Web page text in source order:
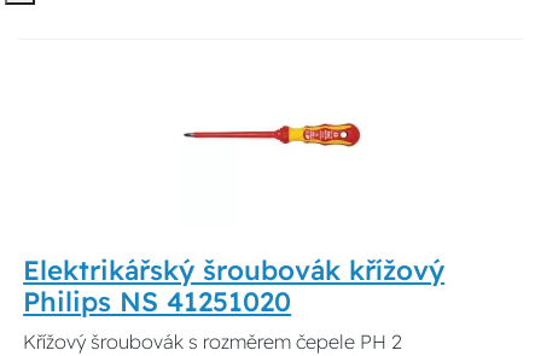
Elektrikářský šroubovák křížový
Philips NS 41251020
Křížový šroubovák s rozměrem čepele PH 2